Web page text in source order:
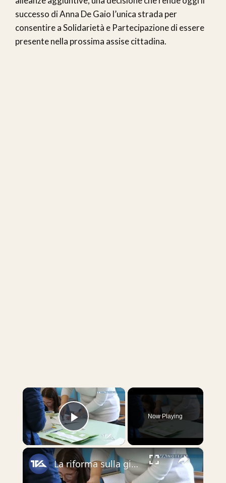
successo di Anna De Gaio l’unica strada per
consentire a Solidarietà e Partecipazione di essere
presente nella prossima assise cittadina.
×
Play Video
Now Playing
×
La riforma sulla giustizia del governo non passa. Vince il “NO” con il 53,74 %. In Sicilia vittoria